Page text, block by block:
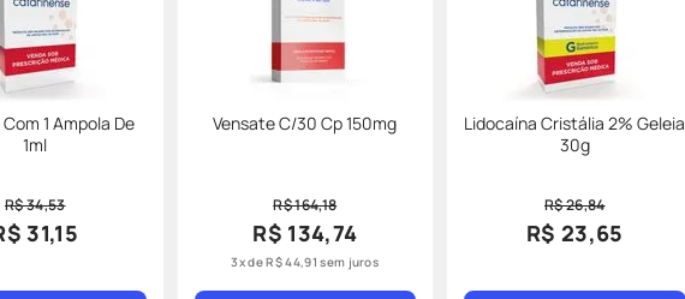
1 Ampola De
1ml
R$ 34,53
31,15
Vensate C/30 Cp 150mg
R$ 164,18
R$ 134,74
3x deR$44,91 sem juros
Lidocaína Cristália 2% Geleia
30g
R$ 26,84
R$ 23,65